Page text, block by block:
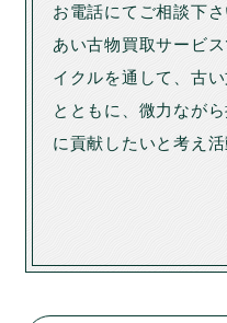
お電話にてご相談下さ
あい古物買取サービ
イクルを通して、古
とともに、微力なが
に貢献したいと考え活